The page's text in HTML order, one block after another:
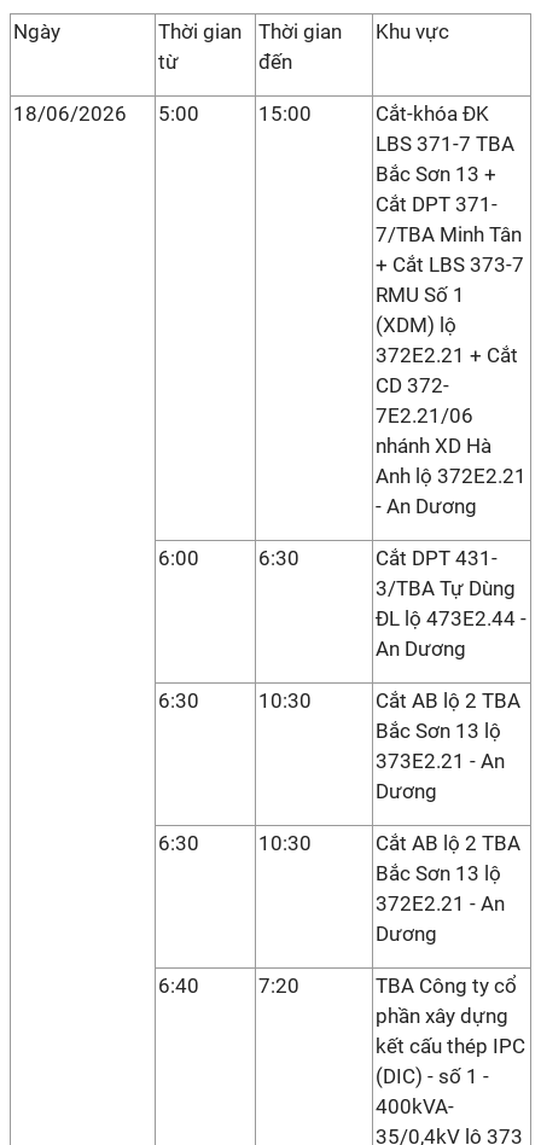
Ngày
Thời gian
từ
Thời gian
đến
Khu vực
18/06/2026 5:00 15:00
Cắt-khóa ĐK
LBS 371-7 TBA
Bắc Sơn 13 +
Cắt DPT 371-
7/TBA Minh Tân
+ Cắt LBS 373-7
RMU Số 1
(XDM) lộ
372E2.21 + Cắt
CD 372-
7E2.21/06
nhánh XD Hà
Anh lộ 372E2.21
- An Dương
6:00 6:30
Cắt DPT 431-
3/TBA Tự Dùng
ĐL lộ 473E2.44 -
An Dương
6:30 10:30
Cắt AB lộ 2 TBA
Bắc Sơn 13 lộ
373E2.21 - An
Dương
6:30 10:30
Cắt AB lộ 2 TBA
Bắc Sơn 13 lộ
372E2.21 - An
Dương
6:40 7:20
TBA Công ty cổ
phần xây dựng
kết cấu thép IPC
(DIC) - số 1 -
400kVA-
35/0,4kV lộ 373